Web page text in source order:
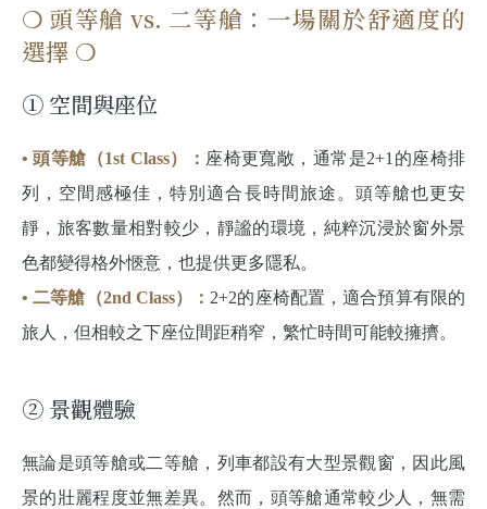
❍ 頭等艙 vs. 二等艙：一場關於舒適度的
選擇 ❍
① 空間與座位
• 頭等艙（1st Class）： 座椅更寬敞，通常是2+1的座椅排
列，空間感極佳，特別適合長時間旅途。頭等艙也更安
靜，旅客數量相對較少，靜謐的環境，純粹沉浸於窗外景
色都變得格外愜意，也提供更多隱私。
• 二等艙（2nd Class）： 2+2的座椅配置，適合預算有限的
旅人，但相較之下座位間距稍窄，繁忙時間可能較擁擠。
② 景觀體驗
無論是頭等艙或二等艙，列車都設有大型景觀窗，因此風
景的壯麗程度並無差異。然而，頭等艙通常較少人，無需